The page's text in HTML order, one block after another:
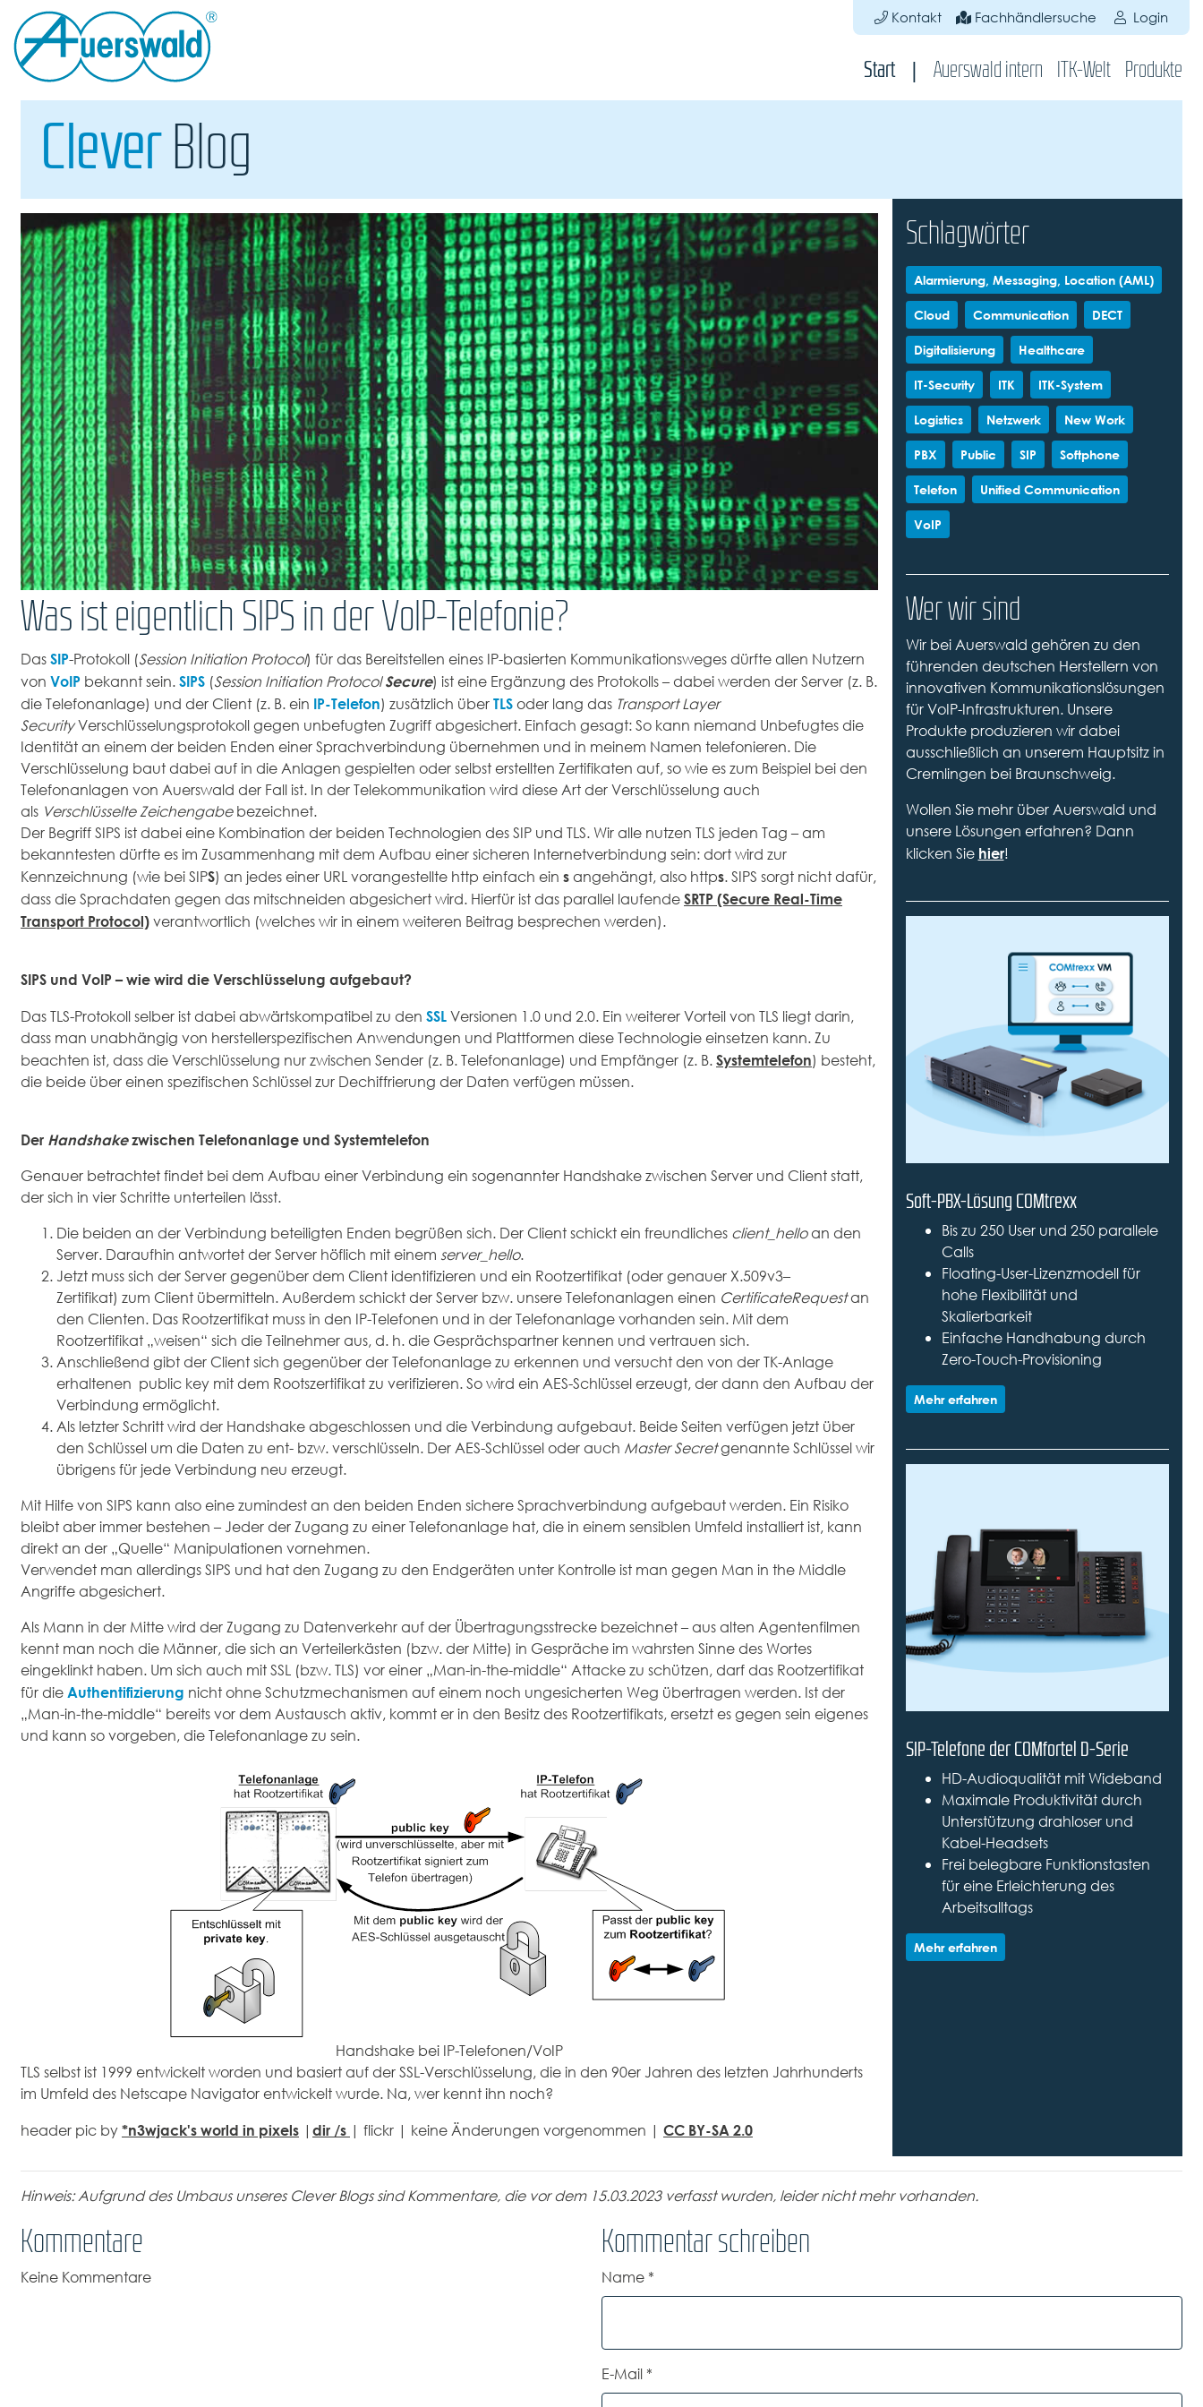
Kontakt Fachhändlersuche Login
Start Auerswald intern ITK-Welt Produkte
Clever Blog
Was ist eigentlich SIPS in der VoIP-Telefonie?
DasSIP-Protokoll (Session Initiation Protocol) für das Bereitstellen eines IP-basierten Kommunikationsweges dürfte allen Nutzern
von VoIP bekannt sein.SIPS (Session Initiation ProtocolSecure) ist eine Ergänzung des Protokolls – dabei werden der Server (z. B.
die Telefonanlage) und der Client (z. B. ein IP-Telefon) zusätzlich überTLSoder lang das Transport Layer
SecurityVerschlüsselungsprotokoll gegen unbefugten Zugriff abgesichert. Einfach gesagt: So kann niemand Unbefugtes die
Identität an einem der beiden Enden einer Sprachverbindung übernehmen und in meinem Namen telefonieren. Die
Verschlüsselung baut dabei auf in die Anlagen gespielten oder selbst erstellten Zertifikaten auf, so wie es zum Beispiel bei den
Telefonanlagen von Auerswald der Fall ist. In der Telekommunikation wird diese Art der Verschlüsselung auch
als Verschlüsselte Zeichengabebezeichnet.
Der Begriff SIPS ist dabei eine Kombination der beiden Technologien des SIP und TLS. Wir alle nutzen TLS jeden Tag – am
bekanntesten dürfte es im Zusammenhang mit dem Aufbau einer sicheren Internetverbindung sein: dort wird zur
Kennzeichnung (wie bei SIPS) an jedes einer URL vorangestellte http einfach ein sangehängt, also https. SIPS sorgt nicht dafür,
dass die Sprachdaten gegen das mitschneiden abgesichert wird. Hierfür ist das parallel laufendeSRTP (Secure Real-Time
Transport Protocol)verantwortlich (welches wir in einem weiteren Beitrag besprechen werden).
SIPS und VoIP – wie wird die Verschlüsselung aufgebaut?
Das TLS-Protokoll selber ist dabei abwärtskompatibel zu den SSLVersionen 1.0 und 2.0. Ein weiterer Vorteil von TLS liegt darin,
dass man unabhängig von herstellerspezifischen Anwendungen und Plattformen diese Technologie einsetzen kann. Zu
beachten ist, dass die Verschlüsselung nur zwischen Sender (z. B. Telefonanlage) und Empfänger (z. B.Systemtelefon) besteht,
die beide über einen spezifischen Schlüssel zur Dechiffrierung der Daten verfügen müssen.
Der Handshakezwischen Telefonanlage und Systemtelefon
Genauer betrachtet findet bei dem Aufbau einer Verbindung ein sogenannter Handshake zwischen Server und Client statt,
der sich in vier Schritte unterteilen lässt.
Die beiden an der Verbindung beteiligten Enden begrüßen sich. Der Client schickt ein freundliches client_helloan den
Server. Daraufhin antwortet der Server höflich mit einem server_hello.
Jetzt muss sich der Server gegenüber dem Client identifizieren und ein Rootzertifikat (oder genauer X.509v3–
Zertifikat) zum Client übermitteln. Außerdem schickt der Server bzw. unsere Telefonanlagen einen CertificateRequestan
den Clienten. Das Rootzertifikat muss in den IP-Telefonen und in der Telefonanlage vorhanden sein. Mit dem
Rootzertifikat „weisen“ sich die Teilnehmer aus, d. h. die Gesprächspartner kennen und vertrauen sich.
Anschließend gibt der Client sich gegenüber der Telefonanlage zu erkennen und versucht den von der TK-Anlage
erhaltenen public key mit dem Rootszertifikat zu verifizieren. So wird ein AES-Schlüssel erzeugt, der dann den Aufbau der
Verbindung ermöglicht.
Als letzter Schritt wird der Handshake abgeschlossen und die Verbindung aufgebaut. Beide Seiten verfügen jetzt über
den Schlüssel um die Daten zu ent- bzw. verschlüsseln. Der AES-Schlüssel oder auch Master Secretgenannte Schlüssel wir
übrigens für jede Verbindung neu erzeugt.
Mit Hilfe von SIPS kann also eine zumindest an den beiden Enden sichere Sprachverbindung aufgebaut werden. Ein Risiko
bleibt aber immer bestehen – Jeder der Zugang zu einer Telefonanlage hat, die in einem sensiblen Umfeld installiert ist, kann
direkt an der „Quelle“ Manipulationen vornehmen.
Verwendet man allerdings SIPS und hat den Zugang zu den Endgeräten unter Kontrolle ist man gegen Man in the Middle
Angriffe abgesichert.
Als Mann in der Mitte wird der Zugang zu Datenverkehr auf der Übertragungsstrecke bezeichnet – aus alten Agentenfilmen
kennt man noch die Männer, die sich an Verteilerkästen (bzw. der Mitte) in Gespräche im wahrsten Sinne des Wortes
eingeklinkt haben. Um sich auch mit SSL (bzw. TLS) vor einer „Man-in-the-middle“ Attacke zu schützen, darf das Rootzertifikat
für dieAuthentifizierung nicht ohne Schutzmechanismen auf einem noch ungesicherten Weg übertragen werden. Ist der
„Man-in-the-middle“ bereits vor dem Austausch aktiv, kommt er in den Besitz des Rootzertifikats, ersetzt es gegen sein eigenes
und kann so vorgeben, die Telefonanlage zu sein.
Handshake bei IP-Telefonen/VoIP
TLS selbst ist 1999 entwickelt worden und basiert auf der SSL-Verschlüsselung, die in den 90er Jahren des letzten Jahrhunderts
im Umfeld des Netscape Navigator entwickelt wurde. Na, wer kennt ihn noch?
header pic by*n3wjack's world in pixels | dir /s | flickr | keine Änderungen vorgenommen | CC BY-SA 2.0
Schlagwörter
Alarmierung, Messaging, Location (AML)
Cloud
Communication
DECT
Digitalisierung
Healthcare
IT-Security
ITK
ITK-System
Logistics
Netzwerk
New Work
PBX
Public SIP
Softphone
Telefon
Unified Communication
VoIP
Wer wir sind
Wir bei Auerswald gehören zu den
führenden deutschen Herstellern von
innovativen Kommunikationslösungen
für VoIP-Infrastrukturen. Unsere
Produkte produzieren wir dabei
ausschließlich an unserem Hauptsitz in
Cremlingen bei Braunschweig.
Wollen Sie mehr über Auerswald und
unsere Lösungen erfahren? Dann
klicken Sie hier!
Soft-PBX-Lösung COMtrexx
Bis zu 250 User und 250 parallele
Calls
Floating-User-Lizenzmodell für
hohe Flexibilität und
Skalierbarkeit
Einfache Handhabung durch
Zero-Touch-Provisioning
Mehr erfahren
SIP-Telefone der COMfortel D-Serie
HD-Audioqualität mit Wideband
Maximale Produktivität durch
Unterstützung drahloser und
Kabel-Headsets
Frei belegbare Funktionstasten
für eine Erleichterung des
Arbeitsalltags
Mehr erfahren
Hinweis: Aufgrund des Umbaus unseres Clever Blogs sind Kommentare, die vor dem 15.03.2023 verfasst wurden, leider nicht mehr vorhanden.
Kommentare
Keine Kommentare
Kommentar schreiben
Name *
E-Mail *